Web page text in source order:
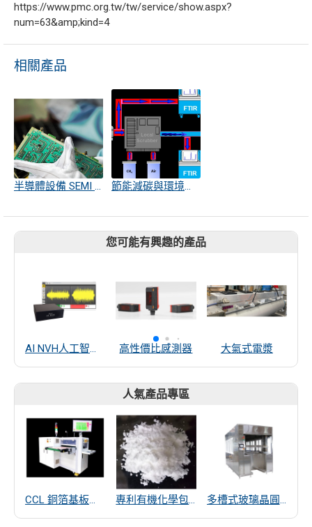
https://www.pmc.org.tw/tw/service/show.aspx?
num=63&amp;kind=4
相關產品
半導體設備 SEMI S2 檢測與驗證 節能減碳與環境監控
您可能有興趣的產品
高性價比感測器 大氣式電漿
人氣產品專區
CCL 銅箔基板厚度量測 專利有機化學包覆SiO2遠紅外線散熱粒子 多槽式玻璃晶圓清洗機